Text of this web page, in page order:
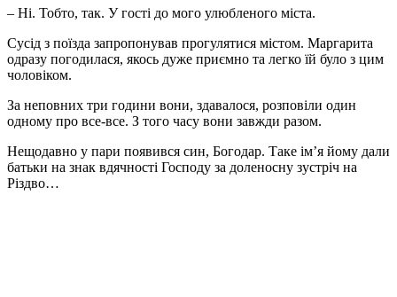
– Ні. Тобто, так. У гості до мого улюбленого міста.
Сусід з поїзда запропонував прогулятися містом. Маргарита
одразу погодилася, якось дуже приємно та легко їй було з цим
чоловіком.
За неповних три години вони, здавалося, розповіли один
одному про все-все. З того часу вони завжди разом.
Нещодавно у пари появився син, Богодар. Таке ім’я йому дали
батьки на знак вдячності Господу за доленосну зустріч на
Різдво…